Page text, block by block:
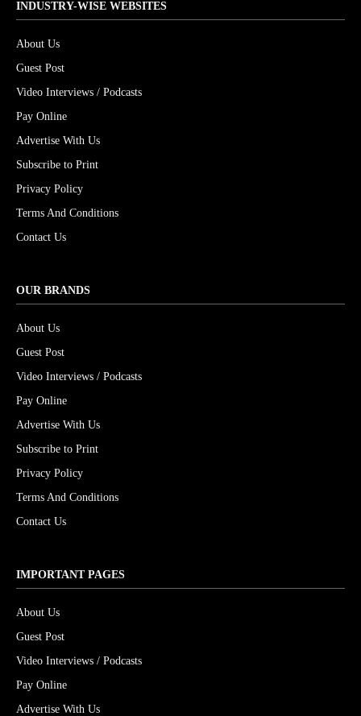
INDUSTRY-WISE WEBSITES
About Us
Guest Post
Video Interviews / Podcasts
Pay Online
Advertise With Us
Subscribe to Print
Privacy Policy
Terms And Conditions
Contact Us
OUR BRANDS
About Us
Guest Post
Video Interviews / Podcasts
Pay Online
Advertise With Us
Subscribe to Print
Privacy Policy
Terms And Conditions
Contact Us
IMPORTANT PAGES
About Us
Guest Post
Video Interviews / Podcasts
Pay Online
Advertise With Us